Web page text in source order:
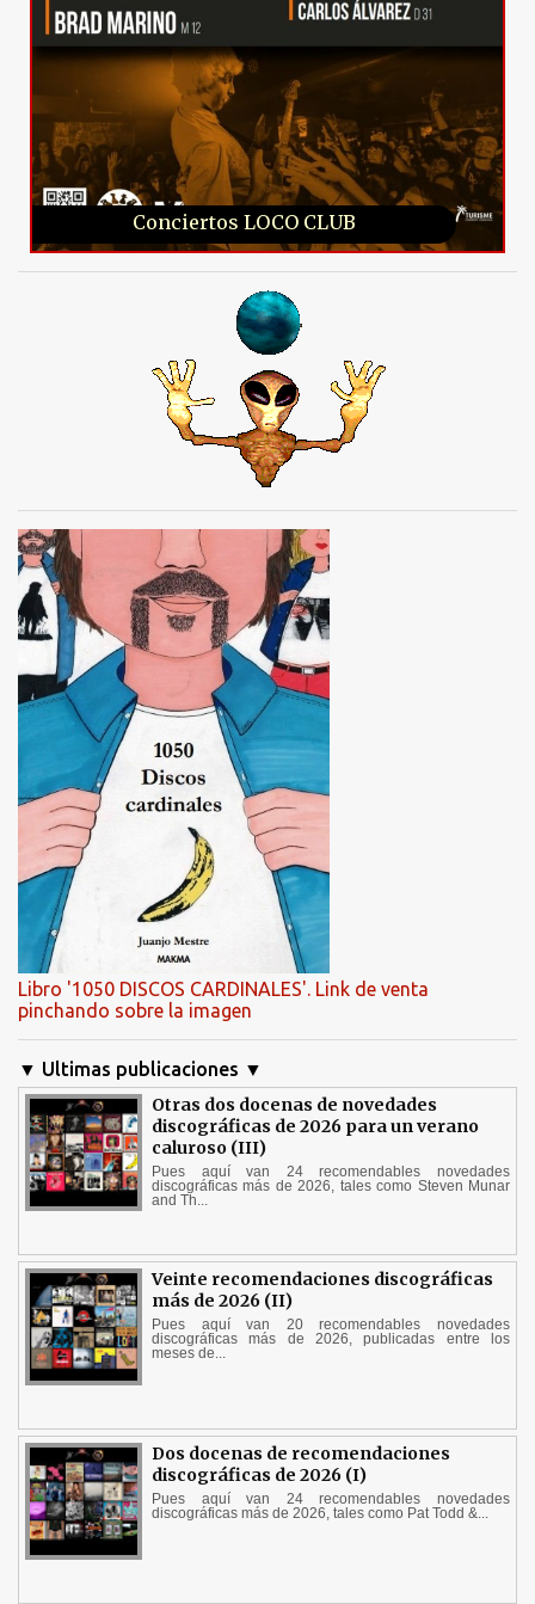
Conciertos LOCO CLUB
Libro '1050 DISCOS CARDINALES'. Link de venta
pinchando sobre la imagen
▼ Ultimas publicaciones ▼
Otras dos docenas de novedades
discográficas de 2026 para un verano
caluroso (III)
Pues aquí van 24 recomendables novedades
discográficas más de 2026, tales como Steven Munar
and Th...
Veinte recomendaciones discográficas
más de 2026 (II)
Pues aquí van 20 recomendables novedades
discográficas más de 2026, publicadas entre los
meses de...
Dos docenas de recomendaciones
discográficas de 2026 (I)
Pues aquí van 24 recomendables novedades
discográficas más de 2026, tales como Pat Todd &...